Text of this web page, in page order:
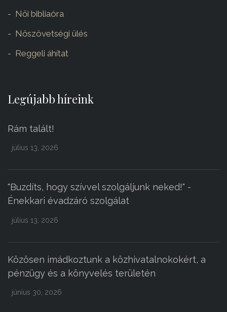
Női bibliaóra
Nőszövetségi ülés
Reggeli áhítat
Legújabb híreink
Rám talált!
július 13, 2026
"Buzdíts, hogy szívvel szolgáljunk neked!" -
Énekkari évadzáró szolgálat
július 13, 2026
Közösen imádkoztunk a közhivatalnokokért, a
pénzügy és a könyvelés területén
június 30, 2026